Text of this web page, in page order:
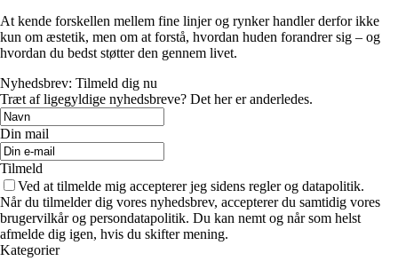
At kende forskellen mellem fine linjer og rynker handler derfor ikke
kun om æstetik, men om at forstå, hvordan huden forandrer sig – og
hvordan du bedst støtter den gennem livet.
Nyhedsbrev: Tilmeld dig nu
Træt af ligegyldige nyhedsbreve? Det her er anderledes.
Din mail
Tilmeld
Ved at tilmelde mig accepterer jeg sidens regler og datapolitik.
Når du tilmelder dig vores nyhedsbrev, accepterer du samtidig vores
brugervilkår og persondatapolitik. Du kan nemt og når som helst
afmelde dig igen, hvis du skifter mening.
Kategorier